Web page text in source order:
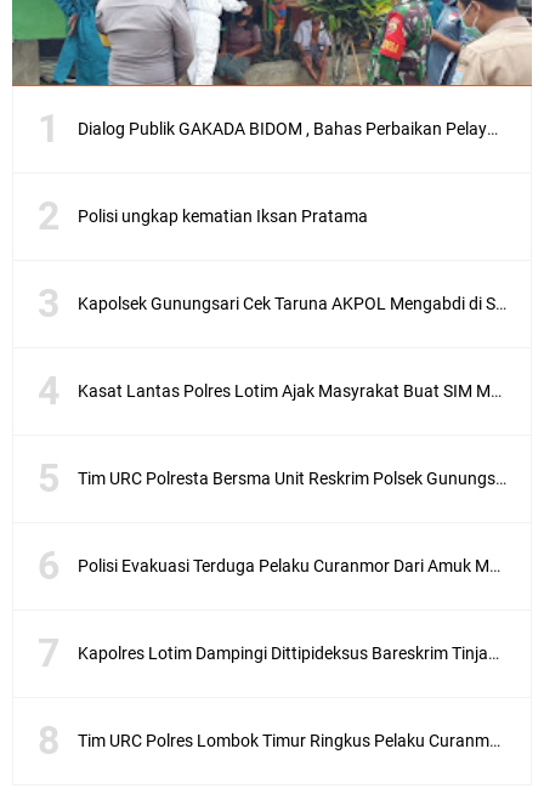
Dialog Publik GAKADA BIDOM , Bahas Perbaikan Pelayanan Medis di NTB
Polisi ungkap kematian Iksan Pratama
Kapolsek Gunungsari Cek Taruna AKPOL Mengabdi di SRD 4
Kasat Lantas Polres Lotim Ajak Masyrakat Buat SIM Melalui SATPAS Bukan Calo
Tim URC Polresta Bersma Unit Reskrim Polsek Gunungsari Tangkap Pelaku Curanmor
Polisi Evakuasi Terduga Pelaku Curanmor Dari Amuk Masa
Kapolres Lotim Dampingi Dittipideksus Bareskrim Tinjau Sentra Bawah Putih Sembalun
Tim URC Polres Lombok Timur Ringkus Pelaku Curanmor Bersana BB